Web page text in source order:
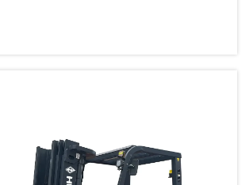
라 귀사의 물류 체인 운영 효율성과
전략적 투자를 하는 것입니다...